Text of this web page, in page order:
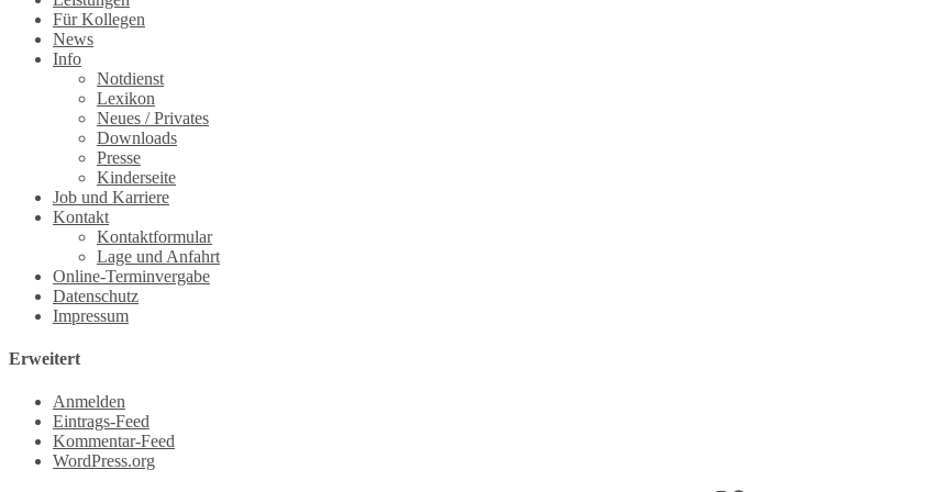
Für Kollegen
News
Info
Notdienst
Lexikon
Neues / Privates
Downloads
Presse
Kinderseite
Job und Karriere
Kontakt
Kontaktformular
Lage und Anfahrt
Online-Terminvergabe
Datenschutz
Impressum
Erweitert
Anmelden
Eintrags-Feed
Kommentar-Feed
WordPress.org